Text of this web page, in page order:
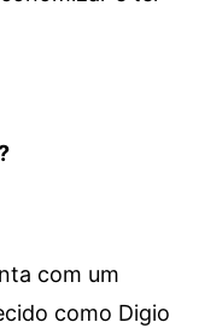
com um
como Digio